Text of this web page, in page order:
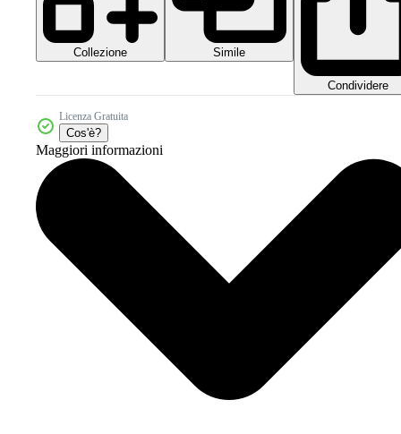
Collezione Simile
Condividere
Licenza Gratuita
Cos'è?
Maggiori informazioni